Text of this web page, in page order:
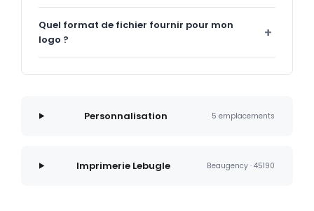
Quel format de fichier fournir pour mon
logo ?
Personnalisation 5 emplacements
Imprimerie Lebugle Beaugency · 45190